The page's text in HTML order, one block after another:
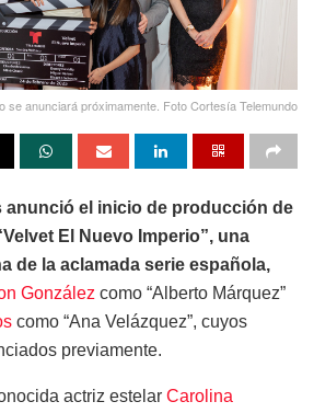
se anunciará próximamente. Foto Cortesía Telemundo
anunció el inicio de producción de
El Nuevo Imperio”, una
de la aclamada serie española,
González como “Alberto Márquez”
como “Ana Velázquez”, cuyos
previamente.
actriz estelar Carolina